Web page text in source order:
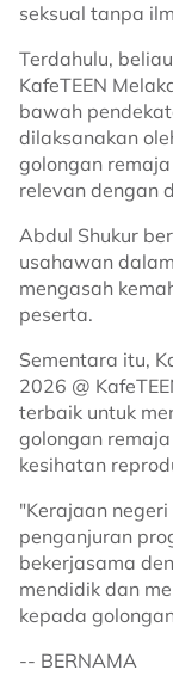
seksual tanpa
Terdahulu,
KafeTEEN
bawah
dilaksanakan
golongan
relevan dengan
Abdul Shukur
usahawan
mengasah
peserta.
Sementara itu,
2026 @
terbaik untuk
golongan
kesihatan
"Kerajaan
penganjuran
bekerjasama
mendidik dan
kepada
-- BERNAMA